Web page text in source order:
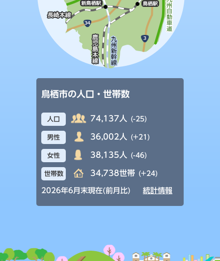
鳥栖市の人口・世帯数
人口 74,137人 (-25)
男性 36,002人 (+21)
女性 38,135人 (-46)
世帯数 34,738世帯 (+24)
2026年6月末現在(前月比) 統計情報